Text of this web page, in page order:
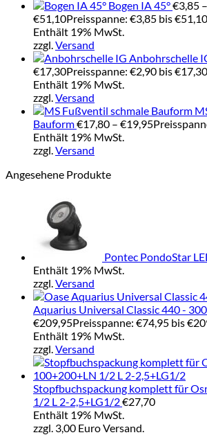
Bogen IA 45°€3,85 –
€51,10Preisspanne: €3,85 bis €51,10
Enthält 19% MwSt.
zzgl.Versand
Anbohrschelle
€17,30Preisspanne: €2,90 bis €17,30
Enthält 19% MwSt.
zzgl.Versand
Bauform€17,80 – €19,95
Enthält 19% MwSt.
zzgl.Versand
Angesehene Produkte
Pontec PondoStar
Enthält 19% MwSt.
zzgl.Versand
Aquarius Universal Classic 440 -
€209,95Preisspanne: €74,95 bis
Enthält 19% MwSt.
zzgl.Versand
Stopfbuchspackung komplett für
1/2 L 2-2,5+LG1/2€27,70
Enthält 19% MwSt.
zzgl. 3,00 Euro Versand.